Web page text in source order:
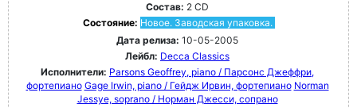
Состав: 2 CD
Состояние: Новое. Заводская упаковка.
Дата релиза: 10-05-2005
Лейбл: Decca Classics
Исполнители: Parsons Geoffrey, piano / Парсонс Джеффри,
фортепиано Gage Irwin, piano / Гейдж Ирвин, фортепиано Norman
Jessye, soprano / Норман Джесси, сопрано